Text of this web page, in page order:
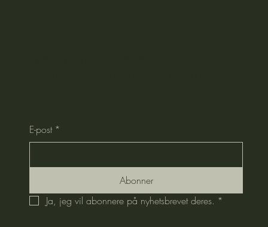
E-post *
Abonner
Ja, jeg vil abonnere på nyhetsbrevet deres. *